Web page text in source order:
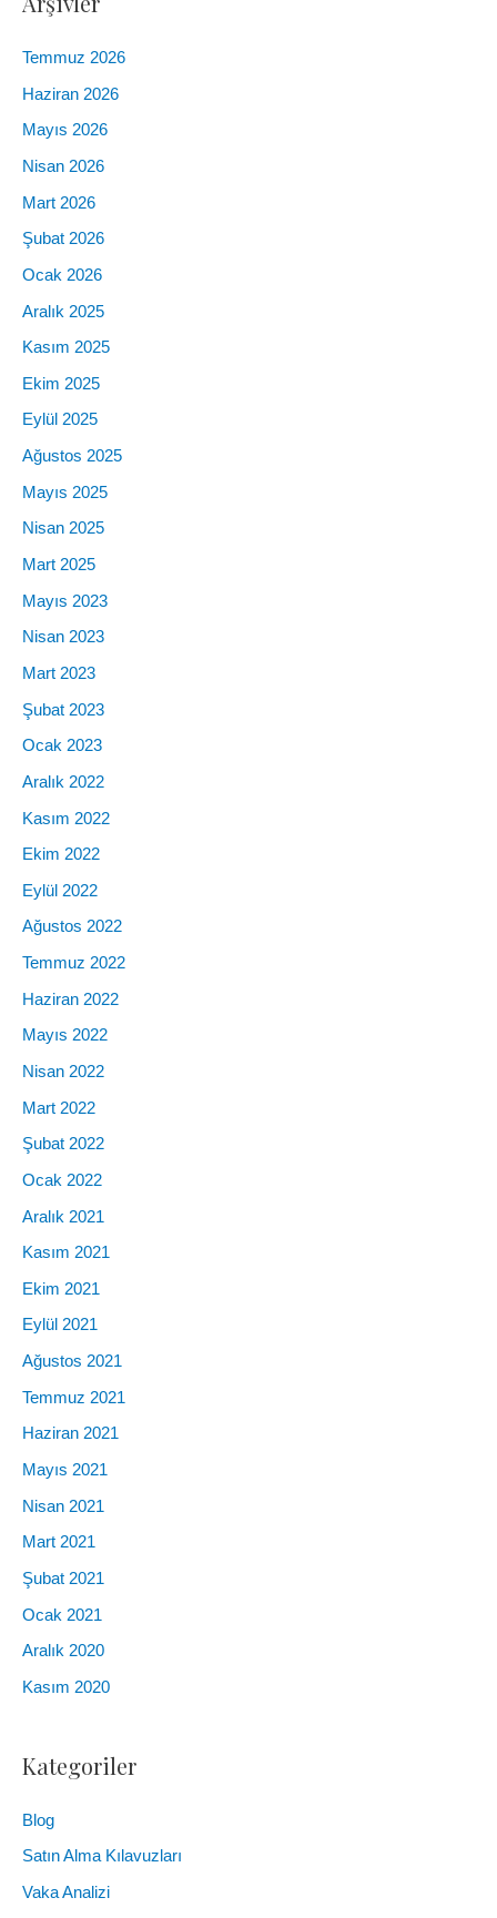
Temmuz 2026
Haziran 2026
Mayıs 2026
Nisan 2026
Mart 2026
Şubat 2026
Ocak 2026
Aralık 2025
Kasım 2025
Ekim 2025
Eylül 2025
Ağustos 2025
Mayıs 2025
Nisan 2025
Mart 2025
Mayıs 2023
Nisan 2023
Mart 2023
Şubat 2023
Ocak 2023
Aralık 2022
Kasım 2022
Ekim 2022
Eylül 2022
Ağustos 2022
Temmuz 2022
Haziran 2022
Mayıs 2022
Nisan 2022
Mart 2022
Şubat 2022
Ocak 2022
Aralık 2021
Kasım 2021
Ekim 2021
Eylül 2021
Ağustos 2021
Temmuz 2021
Haziran 2021
Mayıs 2021
Nisan 2021
Mart 2021
Şubat 2021
Ocak 2021
Aralık 2020
Kasım 2020
Kategoriler
Blog
Satın Alma Kılavuzları
Vaka Analizi